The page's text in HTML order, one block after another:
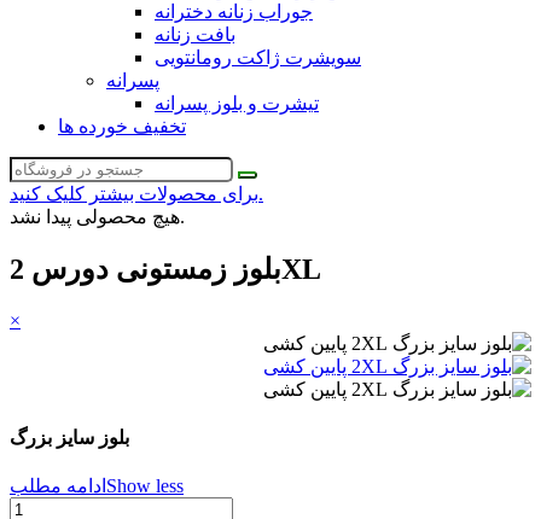
جوراب زنانه دخترانه
بافت زنانه
سویشرت ژاکت رومانتویی
پسرانه
تیشرت و بلوز پسرانه
تخفیف خورده ها
برای محصولات بیشتر کلیک کنید.
هیچ محصولی پیدا نشد.
بلوز زمستونی دورس 2XL
×
ادامه مطلب Show less